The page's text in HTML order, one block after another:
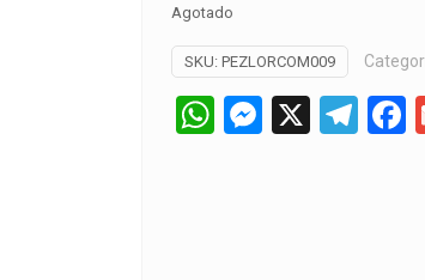
Agotado
SKU: PEZLORCOM009
WhatsApp
X